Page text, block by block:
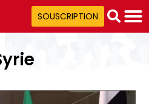
SOUSCRIPTION